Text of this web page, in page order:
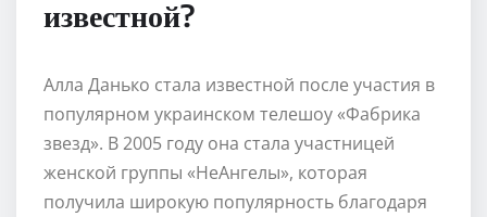
известной?
Алла Данько стала известной после участия в
популярном украинском телешоу «Фабрика
звезд». В 2005 году она стала участницей
женской группы «НеАнгелы», которая
получила широкую популярность благодаря